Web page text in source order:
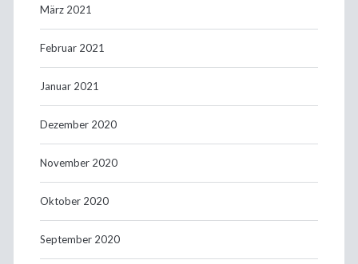
März 2021
Februar 2021
Januar 2021
Dezember 2020
November 2020
Oktober 2020
September 2020